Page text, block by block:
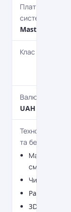
Платіжна
система
MasterCard
Клас картки
Валюта
UAH
Технології
та безпека
Магнітна
смужка
Чип
PayPass
3D